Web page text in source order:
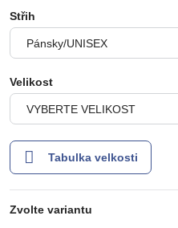
Střih
Velikost
Tabulka velkosti
Zvolte variantu